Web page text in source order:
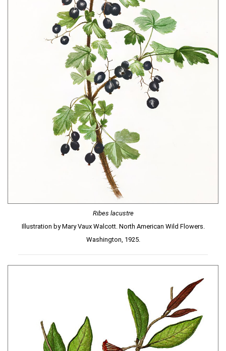
Ribes lacustre
Illustration by Mary Vaux Walcott. North American Wild Flowers.
Washington, 1925.